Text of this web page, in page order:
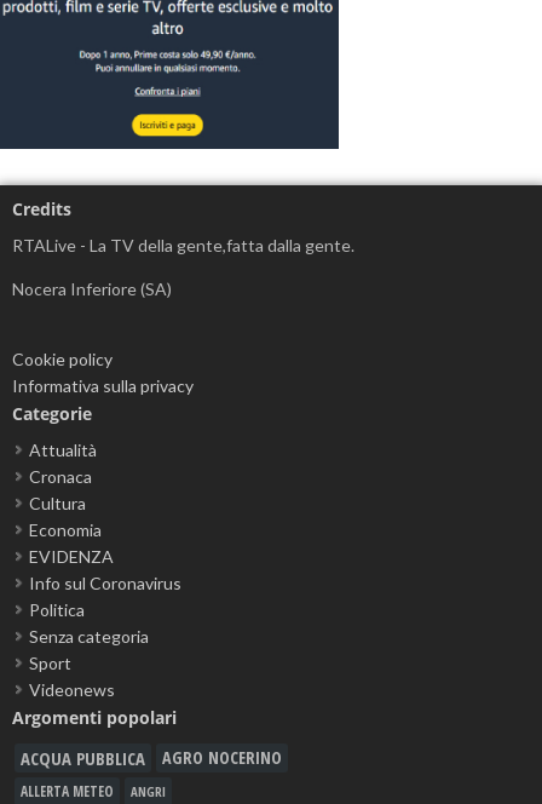
Credits
RTALive - La TV della gente,fatta dalla gente.
Nocera Inferiore (SA)
Cookie policy
Informativa sulla privacy
Categorie
Attualità
Cronaca
Cultura
Economia
EVIDENZA
Info sul Coronavirus
Politica
Senza categoria
Sport
Videonews
Argomenti popolari
ACQUA PUBBLICA AGRO NOCERINO
ALLERTA METEO ANGRI